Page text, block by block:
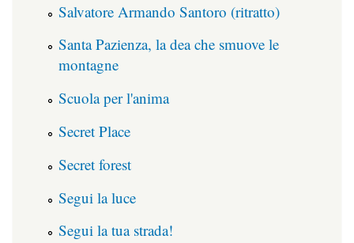
Salvatore Armando Santoro (ritratto)
Santa Pazienza, la dea che smuove le
montagne
Scuola per l'anima
Secret Place
Secret forest
Segui la luce
Segui la tua strada!